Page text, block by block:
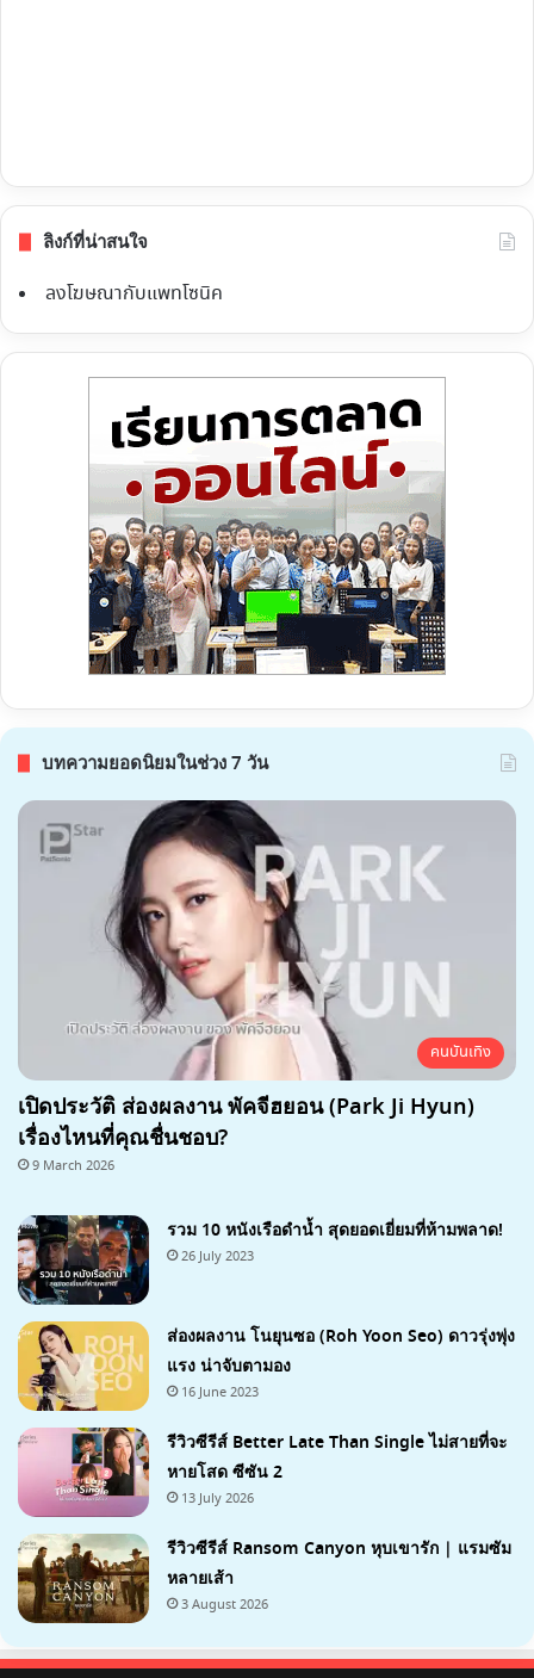
ลิงก์ที่น่าสนใจ
ลงโฆษณากับแพทโซนิค
บทความยอดนิยมในช่วง 7 วัน
คนบันเทิง
เปิดประวัติ ส่องผลงาน พัคจีฮยอน (Park Ji Hyun)
เรื่องไหนที่คุณชื่นชอบ?
9 March 2026
รวม 10 หนังเรือดำน้ำ สุดยอดเยี่ยมที่ห้ามพลาด!
26 July 2023
ส่องผลงาน โนยุนซอ (Roh Yoon Seo) ดาวรุ่งพุ่ง
แรง น่าจับตามอง
16 June 2023
รีวิวซีรีส์ Better Late Than Single ไม่สายที่จะ
หายโสด ซีซัน 2
13 July 2026
7.1
รีวิวซีรีส์ Ransom Canyon หุบเขารัก | แรมซัม
หลายเส้า
3 August 2026